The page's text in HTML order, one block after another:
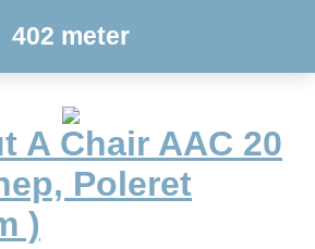
402 meter
A Chair AAC 20
Poleret
)